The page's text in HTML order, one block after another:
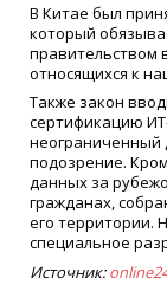
В Китае был
который
правительством
относящихся к
Также закон
сертификацию
неограниченный
подозрение.
данных за
гражданах,
его территории.
специальное
Источник: